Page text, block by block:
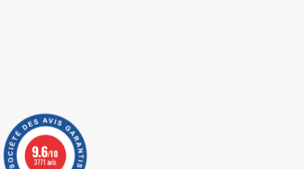
9.6/10
3771 avis